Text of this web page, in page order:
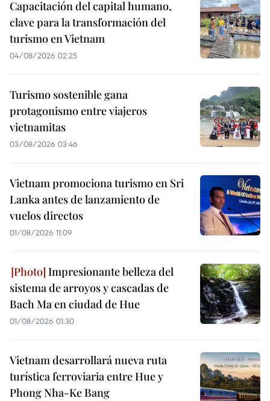
Capacitación del capital humano,
clave para la transformación del
turismo en Vietnam
04/08/2026 02:25
Turismo sostenible gana
protagonismo entre viajeros
vietnamitas
03/08/2026 03:46
Vietnam promociona turismo en Sri
Lanka antes de lanzamiento de
vuelos directos
01/08/2026 11:09
Impresionante belleza del
sistema de arroyos y cascadas de
Bach Ma en ciudad de Hue
01/08/2026 01:30
Vietnam desarrollará nueva ruta
turística ferroviaria entre Hue y
Phong Nha-Ke Bang